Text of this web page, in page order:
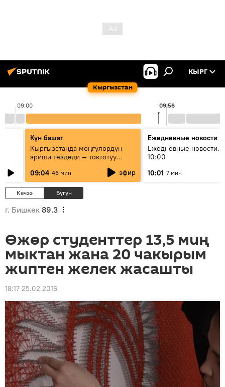
Кыргызстан
КЫРГ
09:00 09:56
Күн башат
Кыргызстанда мөңгүлөрдүн
эриши тездеди — токтотуу
09:04 46 мин эфир
Ежедневные новости
Ежедневные новости.
10:00
10:01 7 мин
Кечээ Бүгүн
г. Бишкек 89.3
Өжөр студенттер 13,5 миң
мыктан жана 20 чакырым
жиптен желек жасашты
18:17 25.02.2016